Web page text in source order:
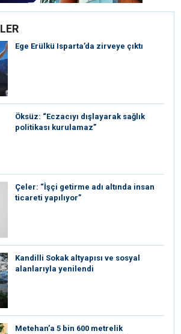
Ege Erülkü Isparta’da zirveye çıktı
Öksüz: “Eczacıyı dışlayarak sağlık
politikası kurulamaz”
Çeler: “İşçi getirme adı altında insan
ticareti yapılıyor”
Kandilli Sokak altyapısı ve sosyal
alanlarıyla yenilendi
Metehan’a 5 bin 600 metrelik